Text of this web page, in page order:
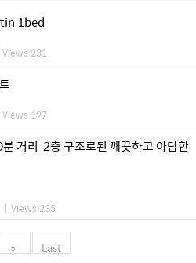
1bed
Views 231
Views 197
거리 2층 구조로된 깨끗하고 아담한
| Views 235
» Last